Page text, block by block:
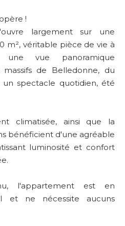
!
largement sur une
m², véritable pièce de vie à
vue panoramique
de Belledonne, du
un spectacle quotidien, été
climatisée, ainsi que la
bénéficient d'une agréable
luminosité et confort
l'appartement est en
et ne nécessite aucuns